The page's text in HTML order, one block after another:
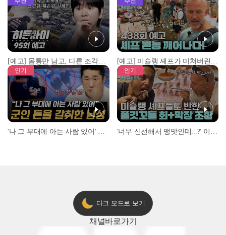
[예고] 몸통만 남고, 다른 조각은 어디에..? 시화호에서 드러난 충격적인 토막 살인사건! [예고] 미슐랭 셰프가 미쳐버린 이유! 본능이 깨어난 사건은?
인기 인기
다크 모드로 보기
채널바로가기